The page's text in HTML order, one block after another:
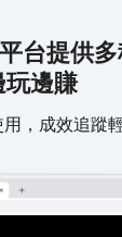
台提供
玩邊賺
，成效追蹤